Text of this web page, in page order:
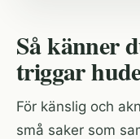
Så känner
triggar
För känslig och
små saker som